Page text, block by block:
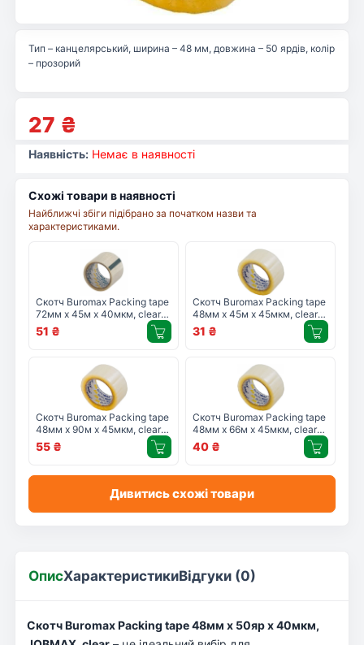
27 ₴
Тип – канцелярський, ширина – 48 мм, довжина – 50 ярдів, колір
– прозорий
Наявність: Немає в наявності
Схожі товари в наявності
Найближчі збіги підібрано за початком назви та
характеристиками.
Скотч Buromax Packing tape
72мм x 45м х 40мкм, clear
(BM.7070-00)
51 ₴
Скотч Buromax Packing tape
48мм x 45м х 45мкм, clear
(BM.7011-00)
31 ₴
Скотч Buromax Packing tape
48мм x 90м х 45мкм, clear
(BM.7025-00)
55 ₴
Скотч Buromax Packing tape
48мм x 66м х 45мкм, clear
(BM.7018-00)
40 ₴
Дивитись схожі товари
ОписХарактеристикиВідгуки (0)
Скотч Buromax Packing tape 48мм x 50яр х 40мкм,